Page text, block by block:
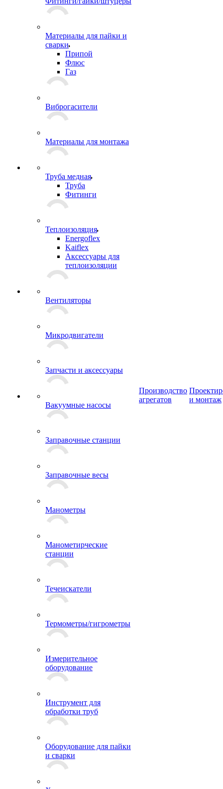
Материалы для пайки и
сварки
Припой
Флюс
Газ
Виброгасители
Материалы для монтажа
Труба медная
Труба
Фитинги
Теплоизоляция
Energoflex
Kaiflex
Аксессуары для
теплоизоляции
Вентиляторы
Микродвигатели
Запчасти и аксессуары
Вакуумные насосы
Заправочные станции
Заправочные весы
Манометры
Манометирческие
станции
Течеискатели
Термометры/гигрометры
Измерительное
оборудование
Инструмент для
обработки труб
Оборудование для пайки
и сварки
Производство
агрегатов
и монтаж